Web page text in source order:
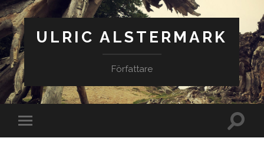
ULRIC ALSTERMARK
Författare
Slå
på/av
Slå